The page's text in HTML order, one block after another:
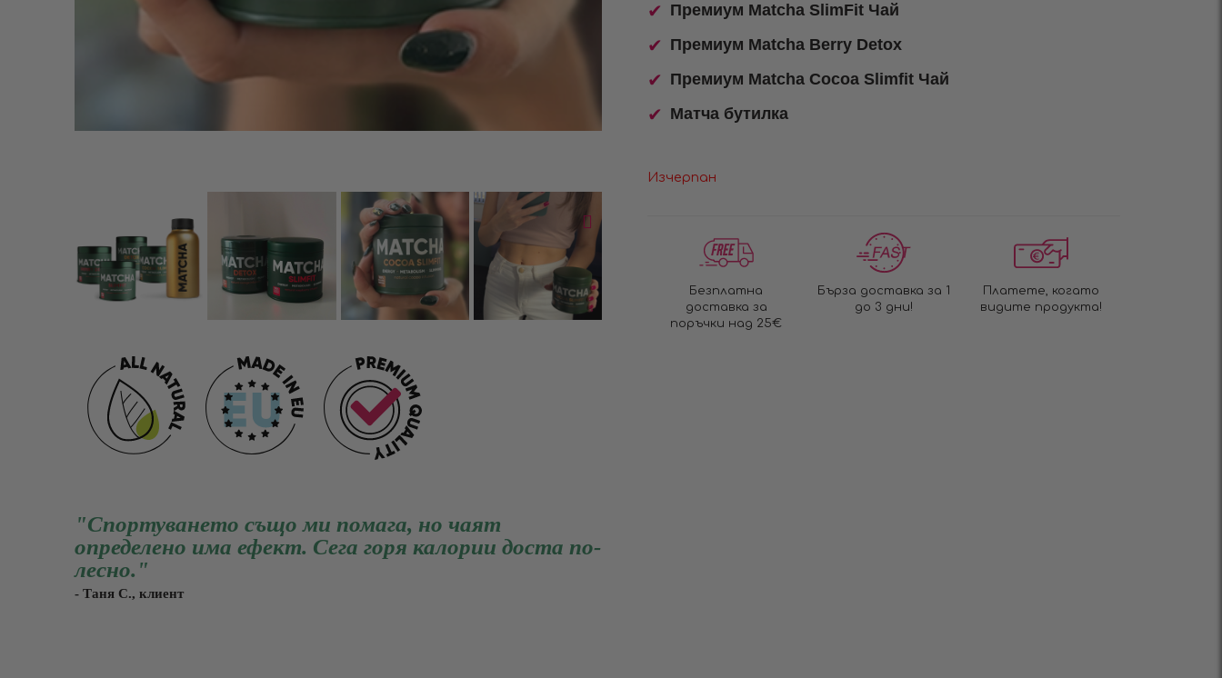
"Спортуването също ми помага, но чаят
определено има ефект. Сега горя калории доста по-
лесно."
- Таня С., клиент
Премиум Matcha SlimFit Чай
Премиум Matcha Berry Detox
Премиум Matcha Cocoa Slimfit Чай
Матча бутилка
Изчерпан
Безплатна
доставка за
поръчки над 25€
Бърза доставка за 1
до 3 дни!
Платете, когато
видите продукта!